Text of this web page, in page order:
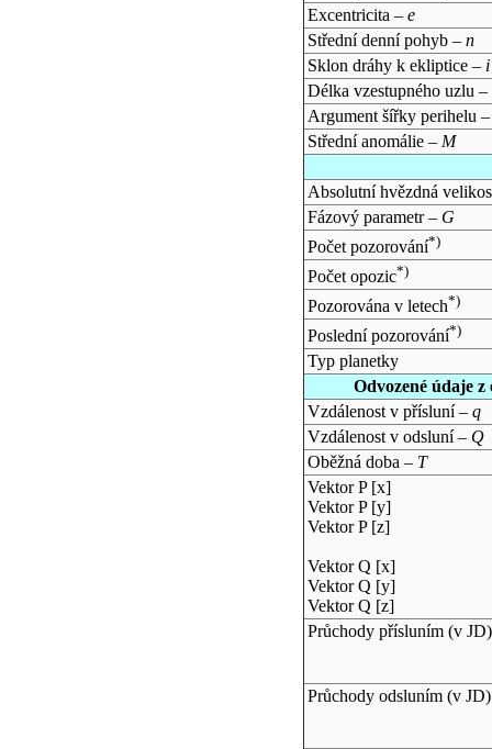
Excentricita – e
Střední denní pohyb – n
Sklon dráhy k ekliptice – i
Délka vzestupného uzlu –
Argument šířky perihelu
Střední anomálie – M
Absolutní hvězdná
Fázový parametr – G
Počet pozorování*)
Počet opozic*)
Pozorována v letech*)
Poslední pozorování*)
Typ planetky
Odvozené údaje
Vzdálenost v přísluní – q
Vzdálenost v odsluní – Q
Oběžná doba – T
Vektor P [x]
Vektor P [y]
Vektor P [z]
Vektor Q [x]
Vektor Q [y]
Vektor Q [z]
Průchody přísluním (v JD)
Průchody odsluním (v JD)